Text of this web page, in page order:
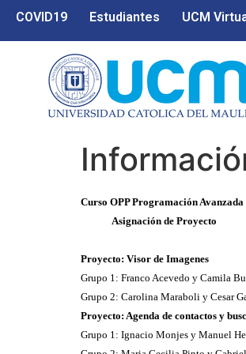
COVID19 Estudiantes UCM
Curso OPP Programación Avanzada
Asignación de Proyecto
Proyecto: Visor de Imagenes
Grupo 1: Franco Acevedo y Camila
Grupo 2: Carolina Maraboli y Cesar
Proyecto: Agenda de contactos y
Grupo 1: Ignacio Monjes y Manuel